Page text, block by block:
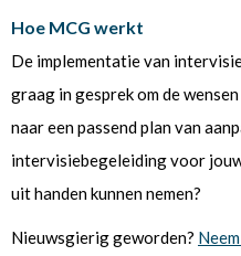
Hoe MCG werkt
De implementatie van
graag in gesprek om de
naar een passend plan van
intervisiebegeleiding voor
uit handen kunnen nemen?
Nieuwsgierig geworden?